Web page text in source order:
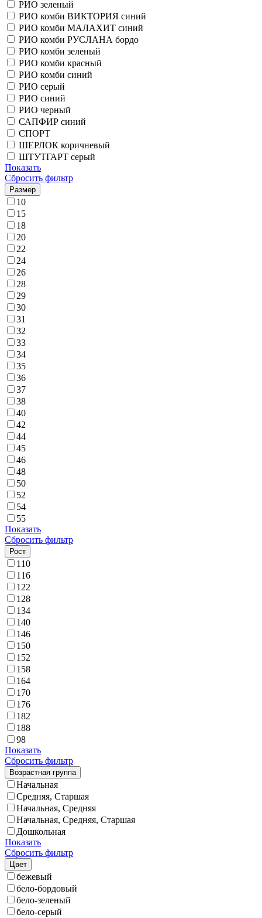
РИО зеленый
РИО комби ВИКТОРИЯ синий
РИО комби МАЛАХИТ синий
РИО комби РУСЛАНА бордо
РИО комби зеленый
РИО комби красный
РИО комби синий
РИО серый
РИО синий
РИО черный
САПФИР синий
СПОРТ
ШЕРЛОК коричневый
ШТУТГАРТ серый
Показать
Сбросить фильтр
Размер
10
15
18
20
22
24
26
28
29
30
31
32
33
34
35
36
37
38
40
42
44
45
46
48
50
52
54
55
Показать
Сбросить фильтр
Рост
110
116
122
128
134
140
146
150
152
158
164
170
176
182
188
98
Показать
Сбросить фильтр
Возрастная группа
Начальная
Средняя, Старшая
Начальная, Средняя
Начальная, Средняя, Старшая
Дошкольная
Показать
Сбросить фильтр
Цвет
бежевый
бело-бордовый
бело-зеленый
бело-серый